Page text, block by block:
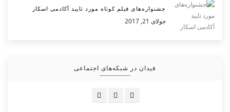
جشنواره‌های فیلم کوتاه مورد تایید آکادمی اسکار
جولای 21, 2017
فیدان در شبکه‌های اجتماعی